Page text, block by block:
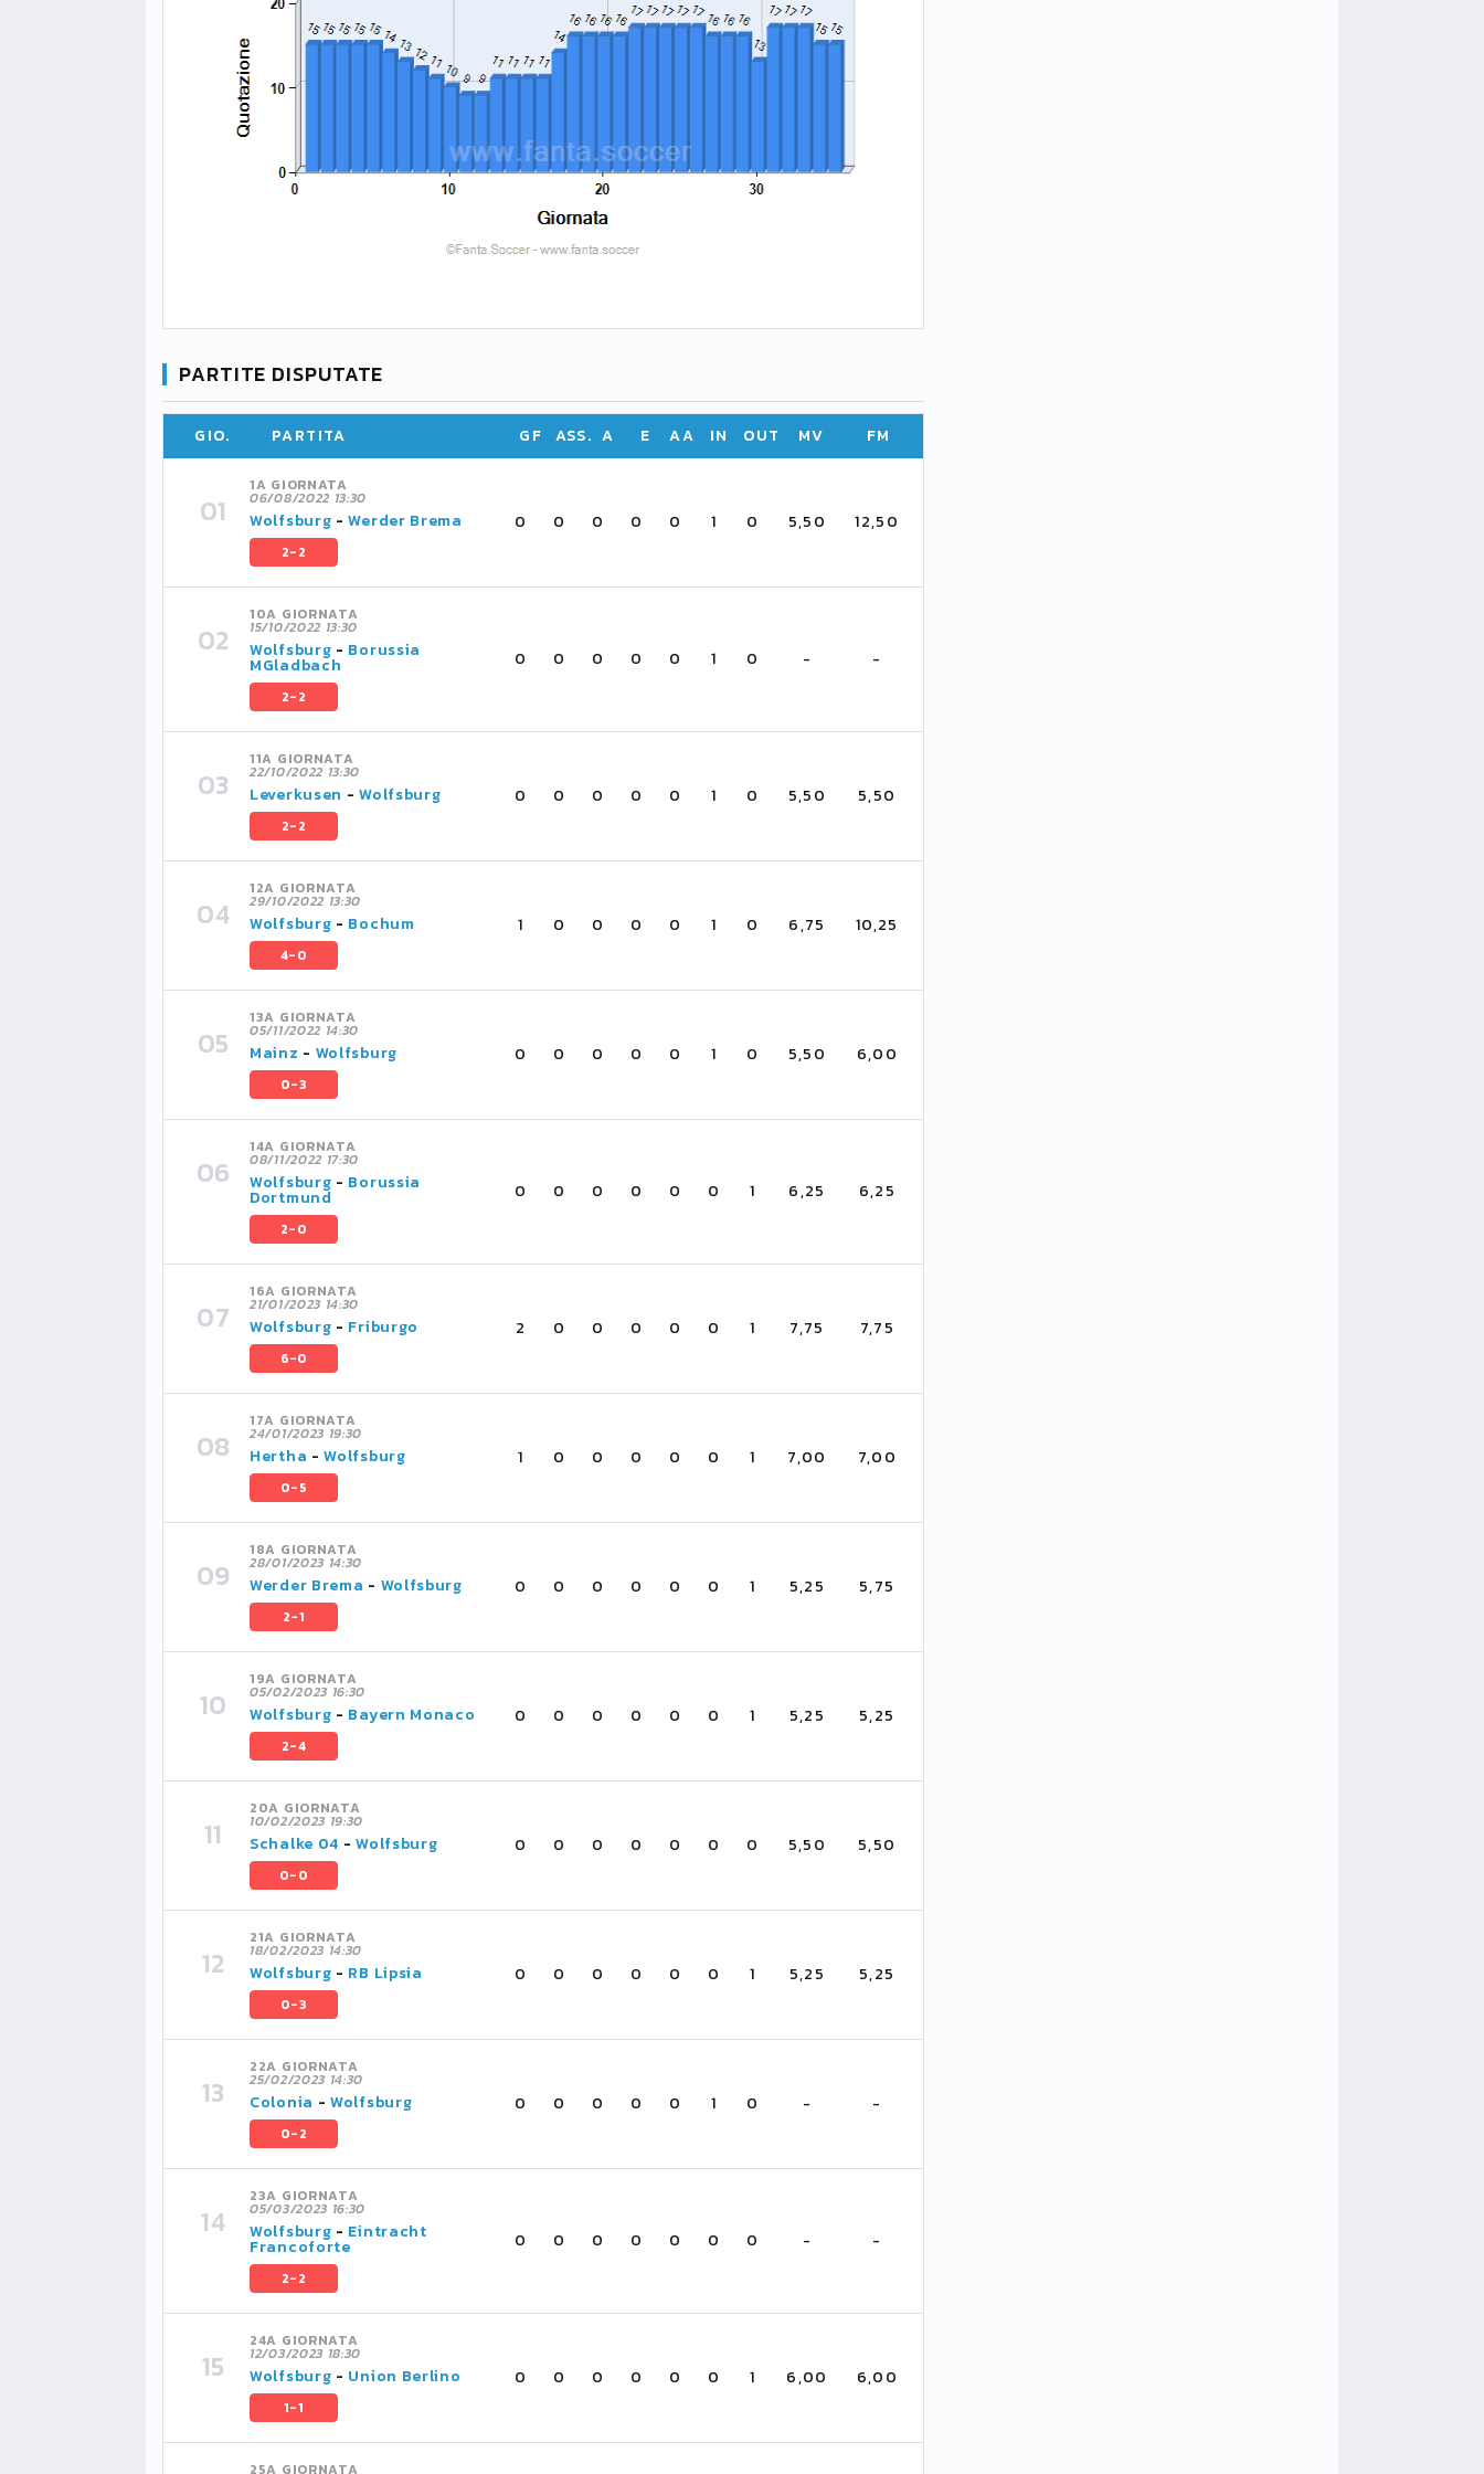
PARTITE DISPUTATE
GIO. PARTITA GF ASS. A E AA IN OUT MV FM
1A GIORNATA
06/08/2022 13:30
Wolfsburg -Werder Brema
2-2
0 0 0 0 0 1 0 5,50 12,50
10A GIORNATA
15/10/2022 13:30
Wolfsburg - Borussia
MGladbach
2-2
0 0 0 0 0 1 0 - -
11A GIORNATA
22/10/2022 13:30
Leverkusen -Wolfsburg
2-2
0 0 0 0 0 1 0 5,50 5,50
12A GIORNATA
29/10/2022 13:30
Wolfsburg - Bochum
4-0
1 0 0 0 0 1 0 6,75 10,25
13A GIORNATA
05/11/2022 14:30
Mainz - Wolfsburg
0-3
0 0 0 0 0 1 0 5,50 6,00
14A GIORNATA
08/11/2022 17:30
Wolfsburg - Borussia
Dortmund
2-0
0 0 0 0 0 0 1 6,25 6,25
16A GIORNATA
21/01/2023 14:30
Wolfsburg - Friburgo
6-0
2 0 0 0 0 0 1 7,75 7,75
17A GIORNATA
24/01/2023 19:30
Hertha -Wolfsburg
0-5
1 0 0 0 0 0 1 7,00 7,00
18A GIORNATA
28/01/2023 14:30
Werder Brema - Wolfsburg
2-1
0 0 0 0 0 0 1 5,25 5,75
19A GIORNATA
05/02/2023 16:30
Wolfsburg - Bayern Monaco
2-4
0 0 0 0 0 0 1 5,25 5,25
20A GIORNATA
10/02/2023 19:30
Schalke 04 -Wolfsburg
0-0
0 0 0 0 0 0 0 5,50 5,50
21A GIORNATA
18/02/2023 14:30
Wolfsburg - RB Lipsia
0-3
0 0 0 0 0 0 1 5,25 5,25
22A GIORNATA
25/02/2023 14:30
Colonia -Wolfsburg
0-2
0 0 0 0 0 1 0 - -
23A GIORNATA
05/03/2023 16:30
Wolfsburg - Eintracht
Francoforte
2-2
0 0 0 0 0 0 0 - -
24A GIORNATA
12/03/2023 18:30
Wolfsburg - Union Berlino
1-1
0 0 0 0 0 0 1 6,00 6,00
25A GIORNATA